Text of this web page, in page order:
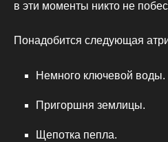
в эти моменты никто не
Понадобится следующая
Немного ключевой воды.
Пригоршня землицы.
Щепотка пепла.